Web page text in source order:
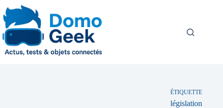
au
contenu
ÉTIQUETTE
législation